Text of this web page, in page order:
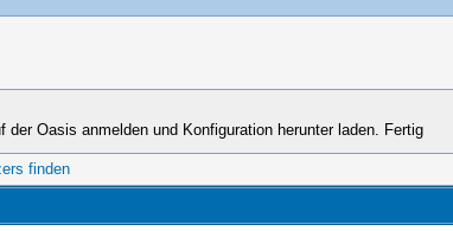
Oasis anmelden und Konfiguration herunter laden. Fertig